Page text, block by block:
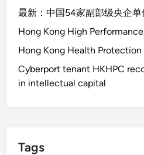
最新：中国54家副部级央企单
Hong Kong High
Hong Kong Health
Cyberport tenant HKHPC
in intellectual capital
Tags